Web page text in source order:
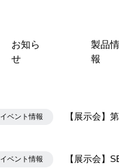
お知ら
せ
製品情
報
イベント情報 【展示会】
イベント情報 【展示会】